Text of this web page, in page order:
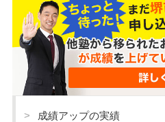
成績アップの実績